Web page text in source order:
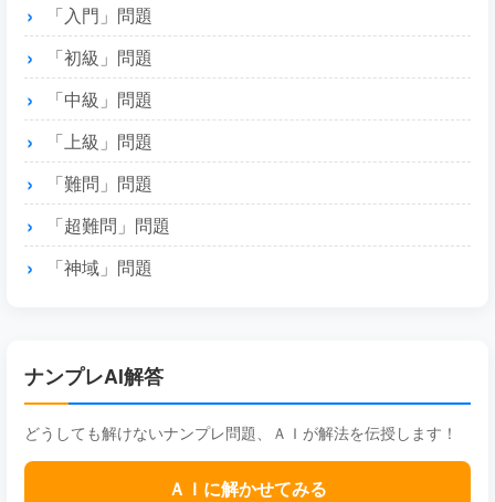
「入門」問題
「初級」問題
「中級」問題
「上級」問題
「難問」問題
「超難問」問題
「神域」問題
ナンプレAI解答
どうしても解けないナンプレ問題、ＡＩが解法を伝授します！
ＡＩに解かせてみる